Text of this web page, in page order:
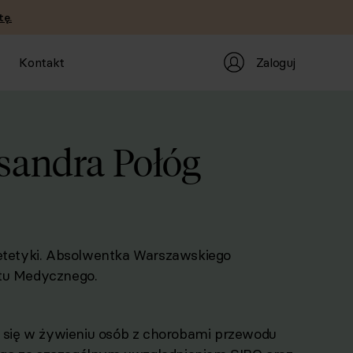
Kontakt Zaloguj
Połóg
Absolwentka Warszawskiego
Medycznego.
w żywieniu osób z chorobami przewodu